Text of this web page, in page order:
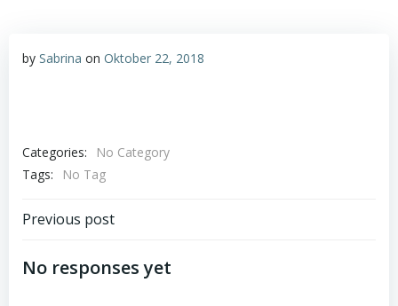
by Sabrina on Oktober 22, 2018
Categories:
No Category
Tags:
No Tag
Post
navigation
Previous post
No responses yet